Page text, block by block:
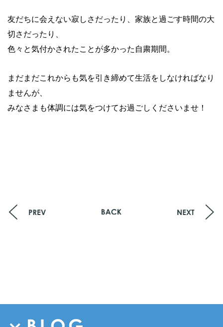
友だちに会えない寂しさだったり、家族と過ごす時間の大
切さだったり、
色々と気付かされたことが多かった自粛期間。
まだまだこれからも気を引き締めて生活をしなければなり
ませんが、
みなさまも体調には気をつけてお過ごしくださいませ！